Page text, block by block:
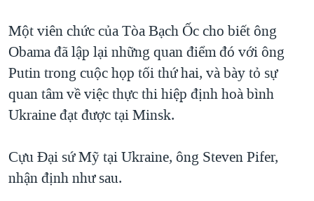
Một viên chức của Tòa Bạch Ốc cho biết ông
Obama đã lập lại những quan điểm đó với ông
Putin trong cuộc họp tối thứ hai, và bày tỏ sự
quan tâm về việc thực thi hiệp định hoà bình
Ukraine đạt được tại Minsk.
Cựu Đại sứ Mỹ tại Ukraine, ông Steven Pifer,
nhận định như sau.